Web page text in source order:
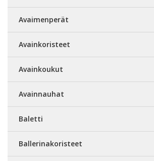
Avaimenperät
Avainkoristeet
Avainkoukut
Avainnauhat
Baletti
Ballerinakoristeet